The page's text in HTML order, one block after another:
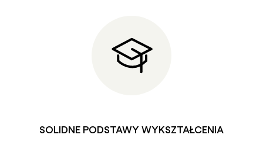
SOLIDNE PODSTAWY WYKSZTAŁCENIA